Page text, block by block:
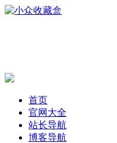
首页
官网大全
站长导航
博客导航